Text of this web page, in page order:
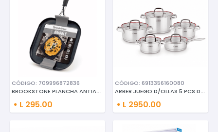
CÓDIGO: 709996872836
BROOKSTONE PLANCHA ANTIADHEREN
L 295.00
CÓDIGO: 6913356160080
ARBER JUEGO D/OLLAS 5 PCS D/AC
L 2950.00